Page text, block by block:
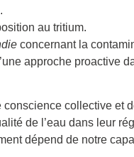
au tritium.
concernant la
approche proactive
conscience collective et
de l’eau dans leur
dépend de notre